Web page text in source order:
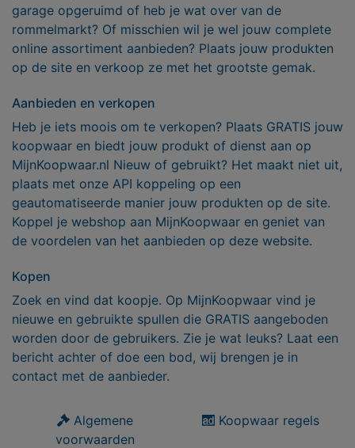
garage opgeruimd of heb je wat over van de
rommelmarkt? Of misschien wil je wel jouw complete
online assortiment aanbieden? Plaats jouw produkten
op de site en verkoop ze met het grootste gemak.
Aanbieden en verkopen
Heb je iets moois om te verkopen? Plaats GRATIS jouw
koopwaar en biedt jouw produkt of dienst aan op
MijnKoopwaar.nl Nieuw of gebruikt? Het maakt niet uit,
plaats met onze API koppeling op een
geautomatiseerde manier jouw produkten op de site.
Koppel je webshop aan MijnKoopwaar en geniet van
de voordelen van het aanbieden op deze website.
Kopen
Zoek en vind dat koopje. Op MijnKoopwaar vind je
nieuwe en gebruikte spullen die GRATIS aangeboden
worden door de gebruikers. Zie je wat leuks? Laat een
bericht achter of doe een bod, wij brengen je in
contact met de aanbieder.
Algemene
voorwaarden
Koopwaar regels